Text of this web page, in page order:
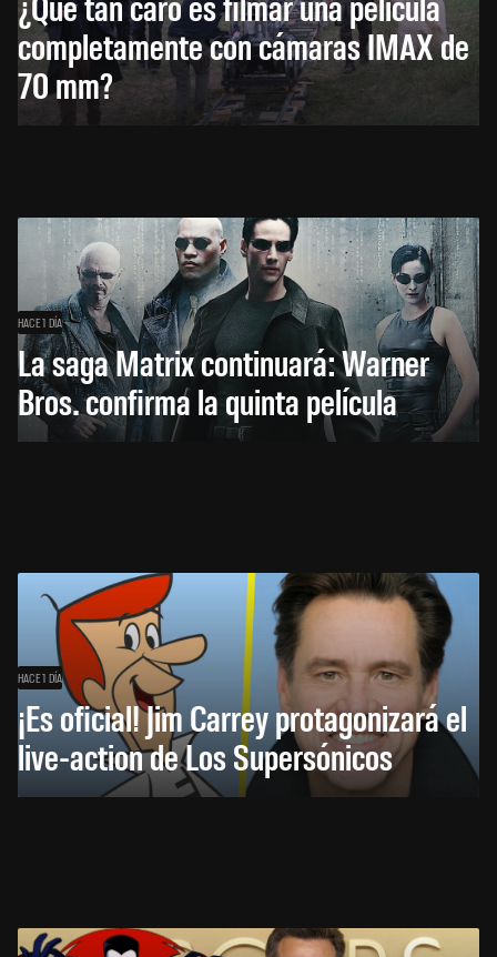
completamente con cámaras IMAX de
70 mm?
HACE 1 DÍA
La saga Matrix continuará: Warner
Bros. confirma la quinta película
HACE 1 DÍA
¡Es oficial! Jim Carrey protagonizará el
live-action de Los Supersónicos